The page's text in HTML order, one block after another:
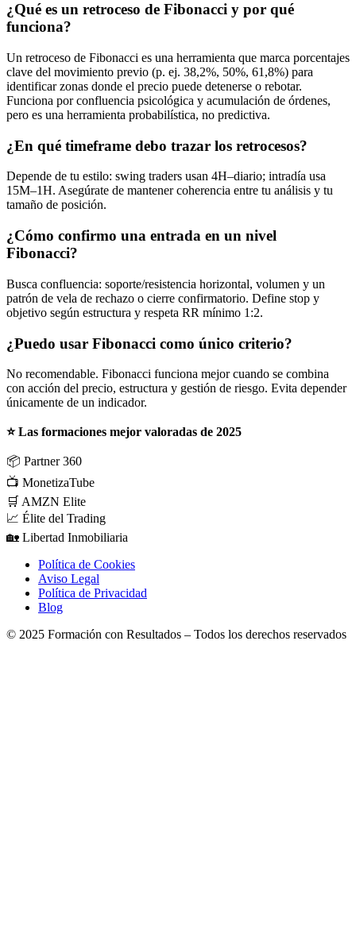
¿Qué es un retroceso de Fibonacci y por qué
funciona?
Un retroceso de Fibonacci es una herramienta que marca porcentajes
clave del movimiento previo (p. ej. 38,2%, 50%, 61,8%) para
identificar zonas donde el precio puede detenerse o rebotar.
Funciona por confluencia psicológica y acumulación de órdenes,
pero es una herramienta probabilística, no predictiva.
¿En qué timeframe debo trazar los retrocesos?
Depende de tu estilo: swing traders usan 4H–diario; intradía usa
15M–1H. Asegúrate de mantener coherencia entre tu análisis y tu
tamaño de posición.
¿Cómo confirmo una entrada en un nivel
Fibonacci?
Busca confluencia: soporte/resistencia horizontal, volumen y un
patrón de vela de rechazo o cierre confirmatorio. Define stop y
objetivo según estructura y respeta RR mínimo 1:2.
¿Puedo usar Fibonacci como único criterio?
No recomendable. Fibonacci funciona mejor cuando se combina
con acción del precio, estructura y gestión de riesgo. Evita depender
únicamente de un indicador.
⭐ Las formaciones mejor valoradas de 2025
📦 Partner 360
📺 MonetizaTube
🛒 AMZN Elite
📈 Élite del Trading
🏡 Libertad Inmobiliaria
Política de Cookies
Aviso Legal
Política de Privacidad
Blog
© 2025 Formación con Resultados – Todos los derechos reservados